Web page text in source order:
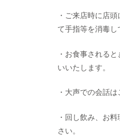
・ご来店時に店
て手指等を消毒し
・お食事される
いいたします。
・大声での会話は
・回し飲み、お
さい。